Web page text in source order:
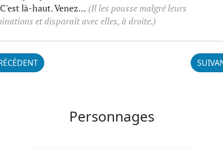
là-haut. Venez… (Il les pousse malgré leurs
et disparaît avec elles, à droite.)
Personnages